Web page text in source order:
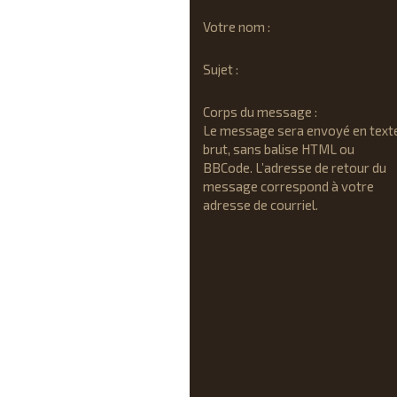
Votre nom :
Sujet :
Corps du message :
Le message sera envoyé en
brut, sans balise HTML ou
BBCode. L’adresse de retour du
message correspond à votre
adresse de courriel.